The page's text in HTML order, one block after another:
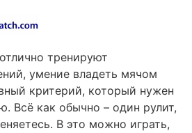
тренируют
умение владеть мячом
критерий, который нужен
Всё как обычно – один рулит,
В это можно играть,